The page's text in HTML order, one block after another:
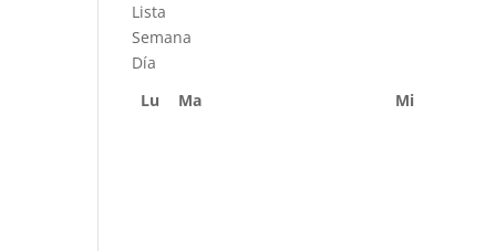
Lista
Semana
Día
Lu
Ma Mi